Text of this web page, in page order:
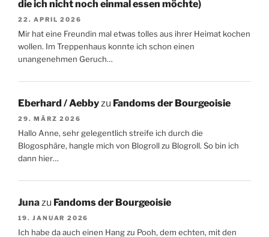
die ich nicht noch einmal essen möchte)
22. APRIL 2026
Mir hat eine Freundin mal etwas tolles aus ihrer Heimat kochen
wollen. Im Treppenhaus konnte ich schon einen
unangenehmen Geruch…
Eberhard / Aebby zu Fandoms der Bourgeoisie
29. MÄRZ 2026
Hallo Anne, sehr gelegentlich streife ich durch die
Blogosphäre, hangle mich von Blogroll zu Blogroll. So bin ich
dann hier…
Juna zu Fandoms der Bourgeoisie
19. JANUAR 2026
Ich habe da auch einen Hang zu Pooh, dem echten, mit den